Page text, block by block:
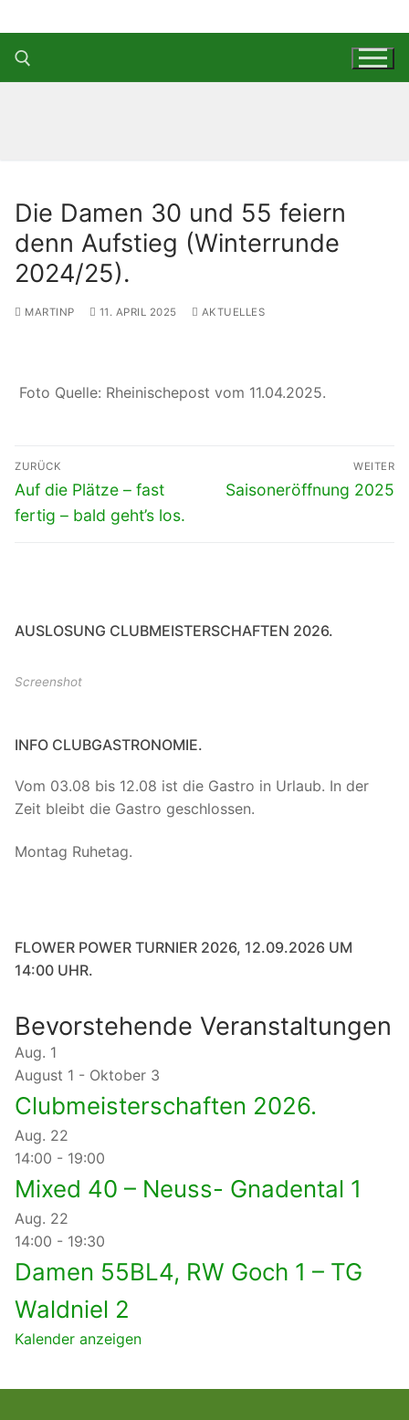
Inhalt
springen
Die Damen 30 und 55 feiern
denn Aufstieg (Winterrunde
2024/25).
MARTINP 11. APRIL 2025 AKTUELLES
Foto Quelle: Rheinischepost vom 11.04.2025.
Beitragsnavigation
ZURÜCK
Vorheriger
Beitrag:
Auf die Plätze – fast
fertig – bald geht’s los.
WEITER
Nächster
Saisoneröffnung 2025
AUSLOSUNG CLUBMEISTERSCHAFTEN 2026.
Screenshot
INFO CLUBGASTRONOMIE.
Vom 03.08 bis 12.08 ist die Gastro in Urlaub. In der
Zeit bleibt die Gastro geschlossen.
Montag Ruhetag.
FLOWER POWER TURNIER 2026, 12.09.2026 UM
14:00 UHR.
Bevorstehende Veranstaltungen
Aug. 1
August 1 - Oktober 3
Clubmeisterschaften 2026.
Aug. 22
14:00 - 19:00
Mixed 40 – Neuss- Gnadental 1
Aug. 22
14:00 - 19:30
Damen 55BL4, RW Goch 1 – TG
Waldniel 2
Kalender anzeigen